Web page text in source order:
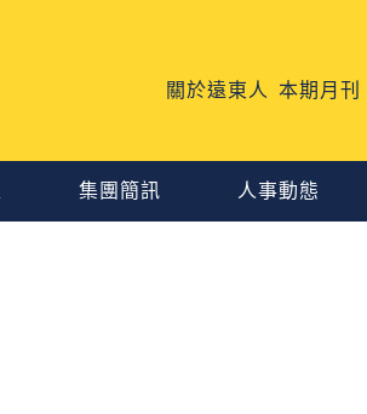
關於遠東人 本期月刊
集團簡訊 人事動態